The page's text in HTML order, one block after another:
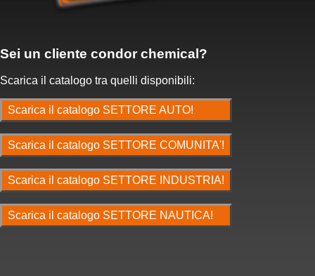
Sei un cliente condor chemical?
Scarica il catalogo tra quelli disponibili:
Scarica il catalogo SETTORE AUTO!
Scarica il catalogo SETTORE COMUNITA'!
Scarica il catalogo SETTORE INDUSTRIA!
Scarica il catalogo SETTORE NAUTICA!